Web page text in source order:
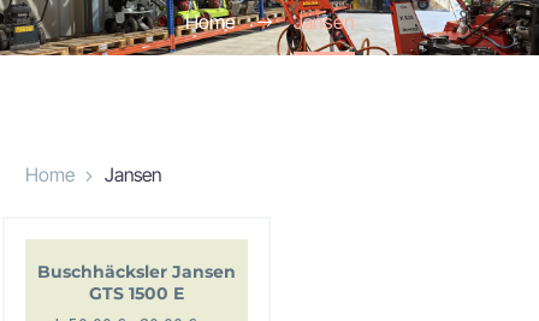
Home Jansen
Home Jansen
Buschhäcksler Jansen
GTS 1500 E